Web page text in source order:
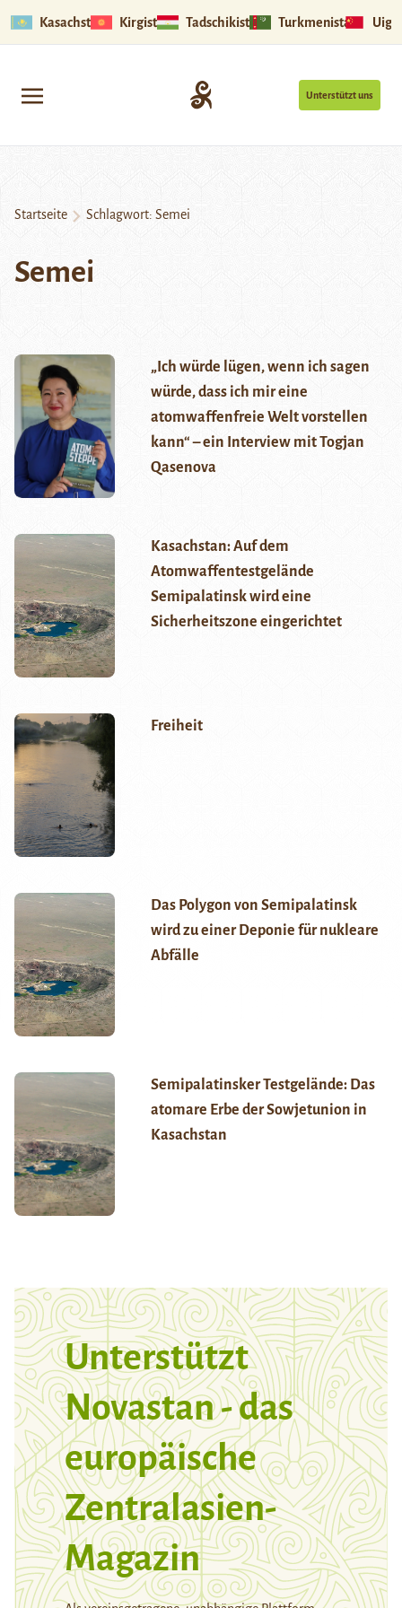
Kasachstan Kirgistan Tadschikistan Turkmenistan
Unterstützt uns
Startseite Schlagwort: Semei
Semei
„Ich würde lügen, wenn ich sagen
würde, dass ich mir eine
atomwaffenfreie Welt vorstellen
kann“ – ein Interview mit Togjan
Qasenova
Kasachstan: Auf dem
Atomwaffentestgelände
Semipalatinsk wird eine
Sicherheitszone eingerichtet
Freiheit
Das Polygon von Semipalatinsk
wird zu einer Deponie für nukleare
Abfälle
Semipalatinsker Testgelände: Das
atomare Erbe der Sowjetunion in
Kasachstan
Unterstützt
Novastan - das
europäische
Zentralasien-
Magazin